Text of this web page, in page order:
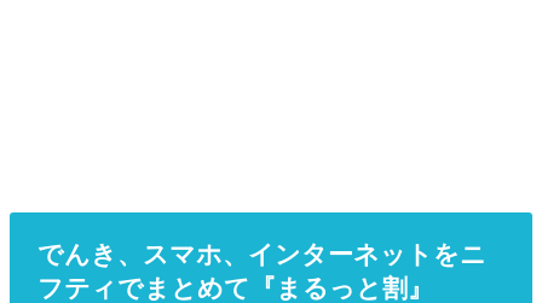
でんき、スマホ、インターネットをニ
フティでまとめて『まるっと割』